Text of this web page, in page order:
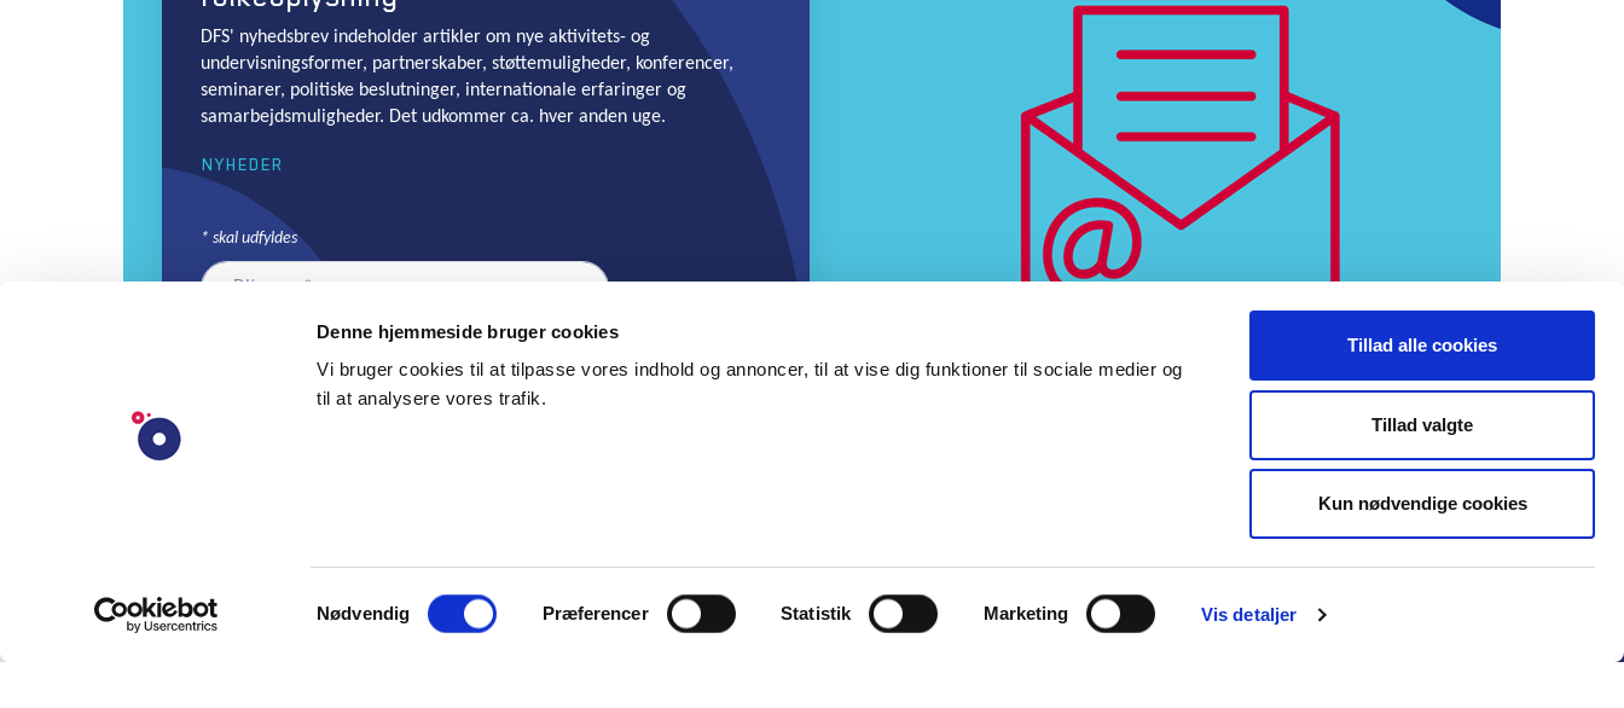
Denne hjemmeside bruger cookies
Vi bruger cookies til at tilpasse vores indhold og annoncer, til at vise dig funktioner til sociale medier og
til at analysere vores trafik.
Samtykkevalg
Nødvendig Præferencer Statistik Marketing Vis detaljer
Tillad alle cookies
Tillad valgte
Kun nødvendige cookies
DFS' nyhedsbrev indeholder artikler om nye aktivitets- og
undervisningsformer, partnerskaber, støttemuligheder, konferencer,
seminarer, politiske beslutninger, internationale erfaringer og
samarbejdsmuligheder. Det udkommer ca. hver anden uge.
NYHEDER
* skal udfyldes